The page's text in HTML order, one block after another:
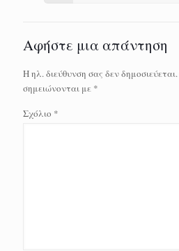
Αφήστε μια απάντηση
Η ηλ. διεύθυνση σας δεν δημοσιεύεται.
σημειώνονται με *
Σχόλιο *